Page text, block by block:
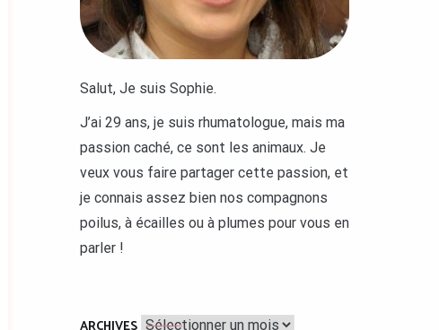
Salut, Je suis Sophie.
J’ai 29 ans, je suis rhumatologue, mais ma
passion caché, ce sont les animaux. Je
veux vous faire partager cette passion, et
je connais assez bien nos compagnons
poilus, à écailles ou à plumes pour vous en
parler !
Archives